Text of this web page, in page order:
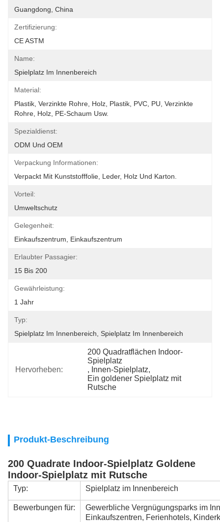
Guangdong, China
Zertifizierung:
CE ASTM
Name:
Spielplatz Im Innenbereich
Material:
Plastik, Verzinkte Rohre, Holz, Plastik, PVC, PU, Verzinkte
Rohre, Holz, PE-Schaum Usw.
Spezialdienst:
ODM Und OEM
Verpackung Informationen:
Verpackt Mit Kunststofffolie, Leder, Holz Und Karton.
Vorteil:
Umweltschutz
Gelegenheit:
Einkaufszentrum, Einkaufszentrum
Erlaubter Passagier:
15 Bis 200
Gewährleistung:
1 Jahr
Typ:
Spielplatz Im Innenbereich, Spielplatz Im Innenbereich
Hervorheben:
200 Quadratflächen Indoor-
Spielplatz
, Innen-Spielplatz,
Ein goldener Spielplatz mit
Rutsche
Produkt-Beschreibung
200 Quadrate Indoor-Spielplatz Goldene
Indoor-Spielplatz mit Rutsche
Typ: Spielplatz im Innenbereich
Bewerbungen für:
Gewerbliche Vergnügungsparks im
Einkaufszentren, Ferienhotels,